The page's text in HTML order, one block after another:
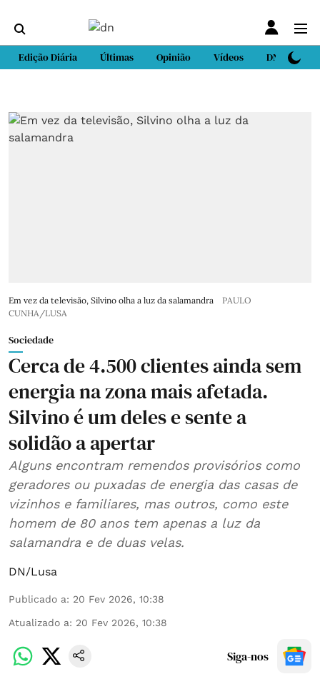
Edição Diária Últimas Opinião Vídeos DN Sport
Em vez da televisão, Silvino olha a luz da salamandra
PAULO
CUNHA/LUSA
Sociedade
Cerca de 4.500 clientes ainda sem
energia na zona mais afetada.
Silvino é um deles e sente a
solidão a apertar
Alguns encontram remendos provisórios como
geradores ou puxadas de energia das casas de
vizinhos e familiares, mas outros, como este
homem de 80 anos tem apenas a luz da
salamandra e de duas velas.
DN/Lusa
Publicado a: 20 Fev 2026, 10:38
Atualizado a: 20 Fev 2026, 10:38
Siga-nos